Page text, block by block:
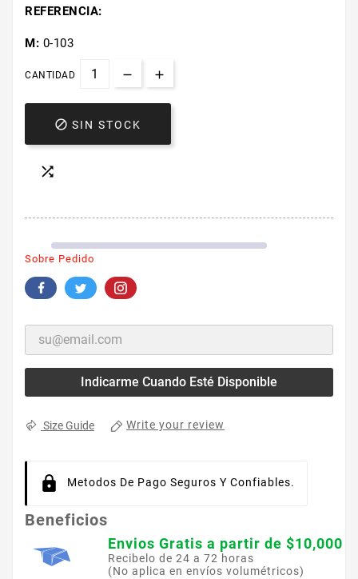
REFERENCIA:
M: 0-103
CANTIDAD
 SIN STOCK

Sobre Pedido
Indicarme Cuando Esté Disponible
Size Guide Write your review
Metodos De Pago Seguros Y Confiables.
Beneficios
Envios Gratis a partir de $10,000
Recibelo de 24 a 72 horas
(No aplica en envíos volumétricos)